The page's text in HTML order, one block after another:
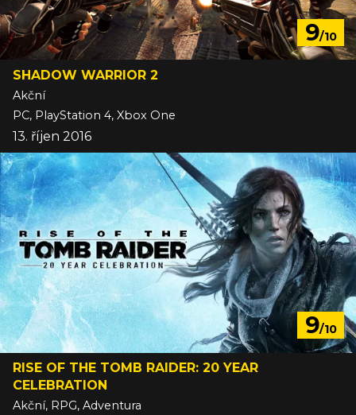
9/10
SHADOW WARRIOR 2
Akční
PC, PlayStation 4, Xbox One
13. říjen 2016
9/10
RISE OF THE TOMB RAIDER: 20 YEAR
CELEBRATION
Akční, RPG, Adventura